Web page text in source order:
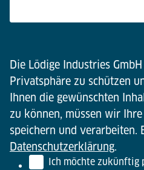
Die Lödige Industries
Privatsphäre zu schützen
Ihnen die gewünschten
zu können, müssen wir
speichern und verarbeiten.
Datenschutzerklärung.
Ich möchte zukünftig